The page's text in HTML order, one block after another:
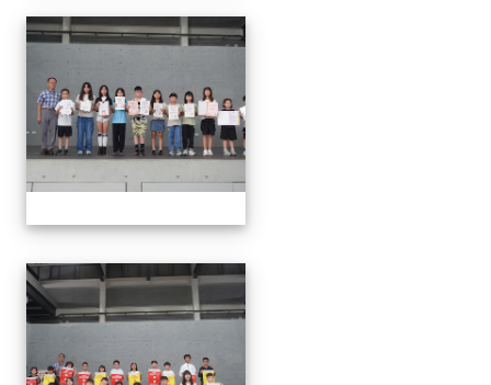
0624頒獎
0624頒獎